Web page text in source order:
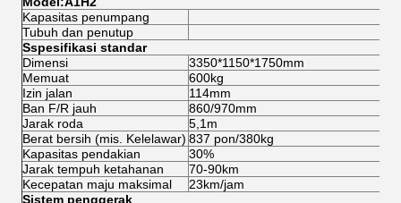
Kapasitas penumpang
Tubuh dan penutup
Sspesifikasi standar
Dimensi
3350*1150*1750mm
Memuat
600kg
Izin jalan
114mm
Ban F/R jauh
860/970mm
Jarak roda
5,1m
Berat bersih (mis. Kelelawar) 837 pon/380kg
Kapasitas pendakian
30%
Jarak tempuh ketahanan
70-90km
Kecepatan maju maksimal
23km/jam
Sistem penggerak